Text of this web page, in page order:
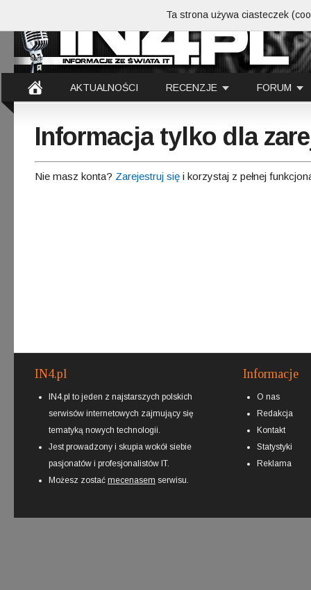
AKTUALNOŚCI RECENZJE FORUM
Informacja tylko dla
Nie masz konta? Zarejestruj się i korzystaj z pełnej
IN4.pl
IN4.pl to jeden z najstarszych polskich
serwisów internetowych zajmujący się
tematyką nowych technologii.
Jest prowadzony i skupia wokół siebie
pasjonatów i profesjonalistów IT.
Możesz zostać mecenasem serwisu.
Informacje
O nas
Redakcja
Kontakt
Statystyki
Reklama
Ta strona używa ciasteczek